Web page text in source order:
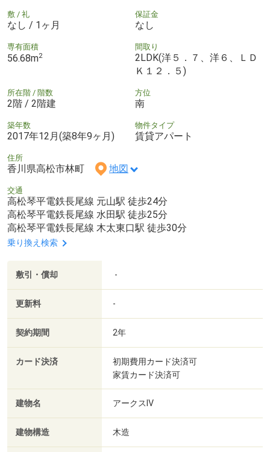
敷 / 礼
なし / 1ヶ月
保証金
なし
専有面積
56.68m2
間取り
2LDK(洋５．７、洋６、ＬＤ
Ｋ１２．５)
所在階 / 階数
2階 / 2階建
方位
南
築年数
2017年12月(築8年9ヶ月)
物件タイプ
賃貸アパート
住所
香川県高松市林町 地図
交通
高松琴平電鉄長尾線 元山駅 徒歩24分
高松琴平電鉄長尾線 水田駅 徒歩25分
高松琴平電鉄長尾線 木太東口駅 徒歩30分
乗り換え検索
敷引・償却 -
更新料 -
契約期間 2年
カード決済
初期費用カード決済可
家賃カード決済可
建物名 アークスⅣ
建物構造 木造